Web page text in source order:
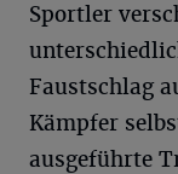
Sportler
Faustschlag
Kämpfer
ausgeführte